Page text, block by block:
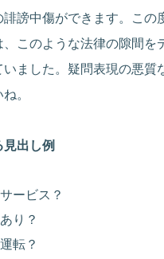
誹謗中傷ができます。この
、このような法律の隙間を
いました。疑問表現の悪質
。
出し例
ービス？
り？
転？